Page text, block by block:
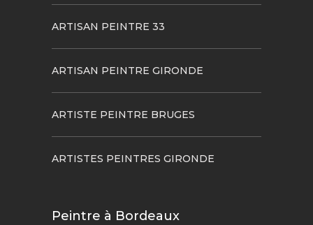
ARTISAN PEINTRE 33
ARTISAN PEINTRE GIRONDE
ARTISTE PEINTRE BRUGES
ARTISTES PEINTRES GIRONDE
Peintre à Bordeaux